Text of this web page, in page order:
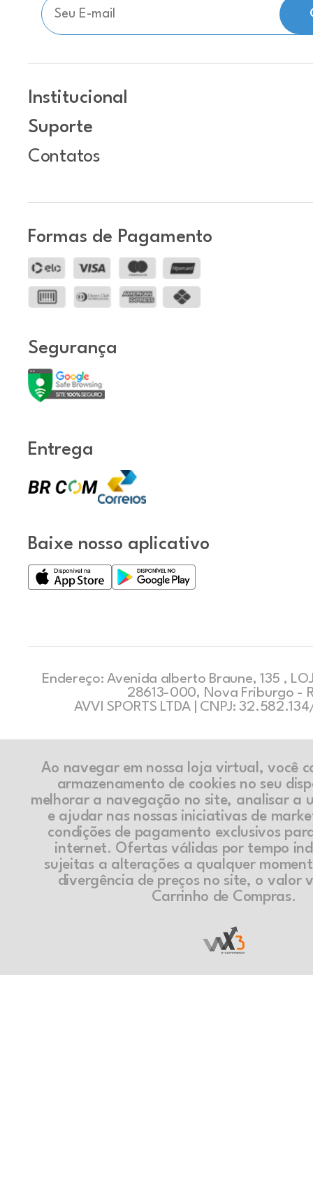
Institucional
Suporte
Contatos
Formas de Pagamento
Segurança
Entrega
Baixe nosso aplicativo
Endereço: Avenida alberto Braune, 135 ,
28613-000, Nova Friburgo -
AVVI SPORTS LTDA | CNPJ:
Ao navegar em nossa loja virtual, você
armazenamento de cookies no seu
melhorar a navegação no site, analisar a
e ajudar nas nossas iniciativas de
condições de pagamento exclusivos
internet. Ofertas válidas por tempo
sujeitas a alterações a qualquer
divergência de preços no site, o valor
Carrinho de Compras.